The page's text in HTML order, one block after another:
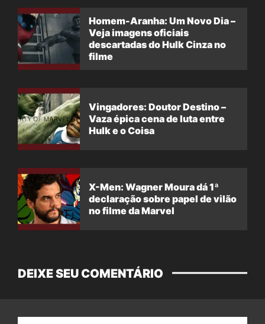
Homem-Aranha: Um Novo Dia –
Veja imagens oficiais
descartadas do Hulk Cinza no
filme
Vingadores: Doutor Destino –
Vaza épica cena de luta entre
Hulk e o Coisa
X-Men: Wagner Moura dá 1ª
declaração sobre papel de vilão
no filme da Marvel
DEIXE SEU COMENTÁRIO